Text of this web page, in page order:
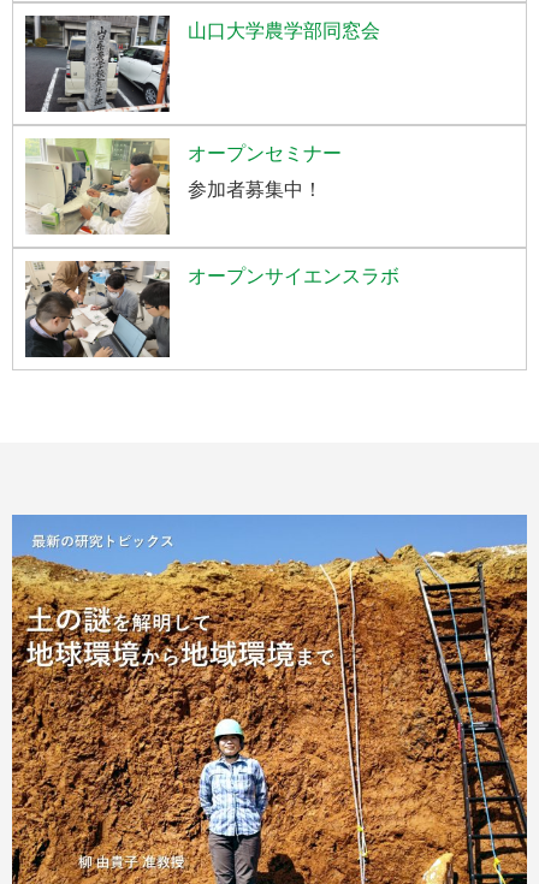
山口大学農学部同窓会
オープンセミナー
参加者募集中！
オープンサイエンスラボ